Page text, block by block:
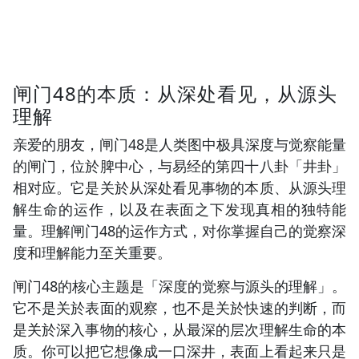
闸门48的本质：从深处看见，从源头
理解
亲爱的朋友，闸门48是人类图中极具深度与觉察能量
的闸门，位於脾中心，与易经的第四十八卦「井卦」
相对应。它是关於从深处看见事物的本质、从源头理
解生命的运作，以及在表面之下发现真相的独特能
量。理解闸门48的运作方式，对你掌握自己的觉察深
度和理解能力至关重要。
闸门48的核心主题是「深度的觉察与源头的理解」。
它不是关於表面的观察，也不是关於快速的判断，而
是关於深入事物的核心，从最深的层次理解生命的本
质。你可以把它想像成一口深井，表面上看起来只是